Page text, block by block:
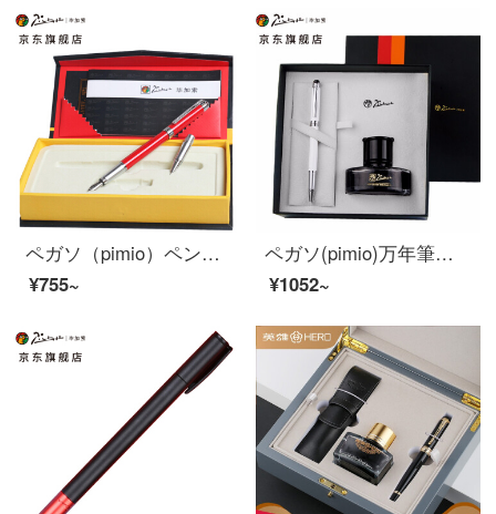
ペガソ（pimio）ペンのペン先サインペンの男性女性用イリジウム金ペンビジネス成人執務学生用トレーニングペンS 09赤
¥755~
ペガソ(pimio)万年筆ギフトボックス男性女性のサイン入りインクセット財務特筆0.38 mmペン先T 09磁器ホワイト
¥1052~